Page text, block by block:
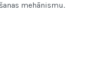
mehānismu.